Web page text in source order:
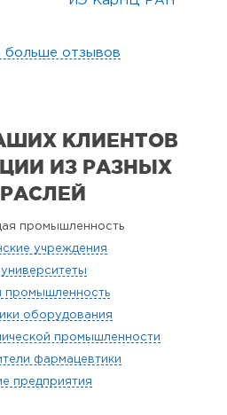
больше отзывов
КЛИЕНТОВ
ИЗ РАЗНЫХ
промышленность
учреждения
промышленность
оборудования
промышленности
фармацевтики
предприятия